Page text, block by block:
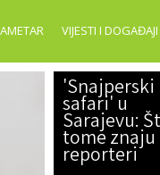
VIJESTI I DOGAĐAJI
'Snajperski
safari' u
Sarajevu:
tome
reporteri